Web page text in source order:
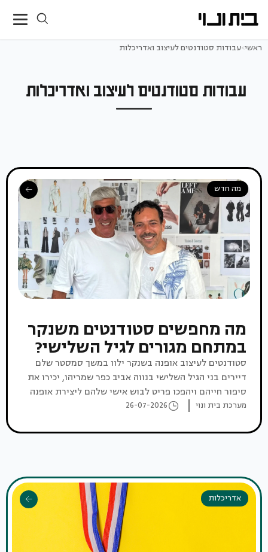
ראשי>עבודות סטודנטים לעיצוב ואדריכלות
עבודות סטודנטים לעיצוב ואדריכלות
מה חדש
מה מחפשים סטודנטים משנקר
במתחם מגורים לגיל השלישי?
סטודנטים לעיצוב אופנה בשנקר ילוו במשך סמסטר שלם
דיירים בני הגיל השלישי בנווה אביב כפר שמריהו, יכירו את
סיפור חייהם ויהפכו פריט לבוש אישי שלהם ליצירת אופנה
חדשה
מערכת בית ונוי 26-07-2026
אדריכלות